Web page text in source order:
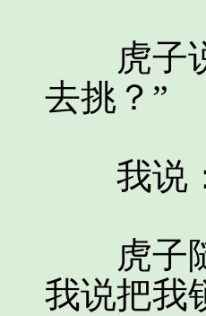
虎子说
去挑？”
我说：
虎子随
我说把我